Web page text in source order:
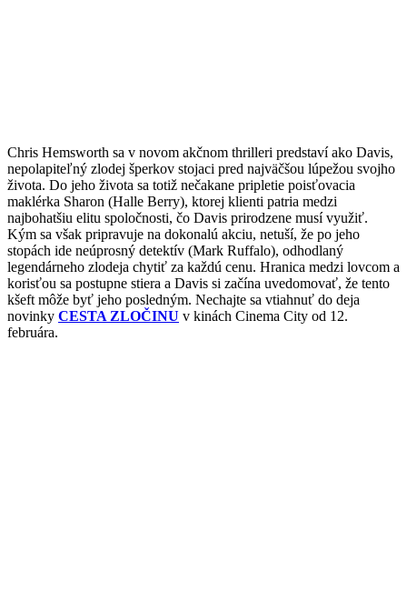
Chris Hemsworth sa v novom akčnom thrilleri predstaví ako Davis,
nepolapiteľný zlodej šperkov stojaci pred najväčšou lúpežou svojho
života. Do jeho života sa totiž nečakane pripletie poisťovacia
maklérka Sharon (Halle Berry), ktorej klienti patria medzi
najbohatšiu elitu spoločnosti, čo Davis prirodzene musí využiť.
Kým sa však pripravuje na dokonalú akciu, netuší, že po jeho
stopách ide neúprosný detektív (Mark Ruffalo), odhodlaný
legendárneho zlodeja chytiť za každú cenu. Hranica medzi lovcom a
korisťou sa postupne stiera a Davis si začína uvedomovať, že tento
kšeft môže byť jeho posledným. Nechajte sa vtiahnuť do deja
novinky CESTA ZLOČINU v kinách Cinema City od 12.
februára.